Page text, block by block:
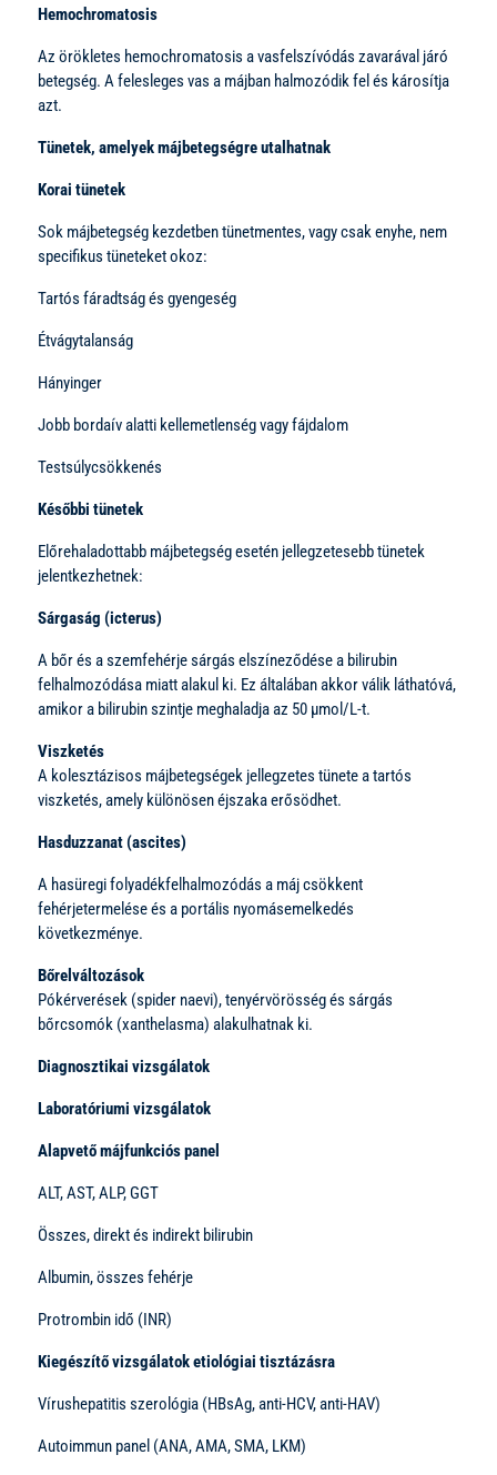
Hemochromatosis
Az örökletes hemochromatosis a vasfelszívódás zavarával járó
betegség. A felesleges vas a májban halmozódik fel és károsítja
azt.
Tünetek, amelyek májbetegségre utalhatnak
Korai tünetek
Sok májbetegség kezdetben tünetmentes, vagy csak enyhe, nem
specifikus tüneteket okoz:
Tartós fáradtság és gyengeség
Étvágytalanság
Hányinger
Jobb bordaív alatti kellemetlenség vagy fájdalom
Testsúlycsökkenés
Későbbi tünetek
Előrehaladottabb májbetegség esetén jellegzetesebb tünetek
jelentkezhetnek:
Sárgaság (icterus)
A bőr és a szemfehérje sárgás elszíneződése a bilirubin
felhalmozódása miatt alakul ki. Ez általában akkor válik láthatóvá,
amikor a bilirubin szintje meghaladja az 50 µmol/L-t.
Viszketés
A kolesztázisos májbetegségek jellegzetes tünete a tartós
viszketés, amely különösen éjszaka erősödhet.
Hasduzzanat (ascites)
A hasüregi folyadékfelhalmozódás a máj csökkent
fehérjetermelése és a portális nyomásemelkedés
következménye.
Bőrelváltozások
Pókérverések (spider naevi), tenyérvörösség és sárgás
bőrcsomók (xanthelasma) alakulhatnak ki.
Diagnosztikai vizsgálatok
Laboratóriumi vizsgálatok
Alapvető májfunkciós panel
ALT, AST, ALP, GGT
Összes, direkt és indirekt bilirubin
Albumin, összes fehérje
Protrombin idő (INR)
Kiegészítő vizsgálatok etiológiai tisztázásra
Vírushepatitis szerológia (HBsAg, anti-HCV, anti-HAV)
Autoimmun panel (ANA, AMA, SMA, LKM)